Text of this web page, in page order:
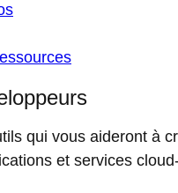
qui vous aideront à
et services